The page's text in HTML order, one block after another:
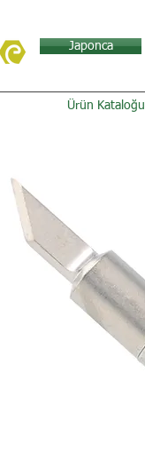
Japonca
Ürün Kataloğu